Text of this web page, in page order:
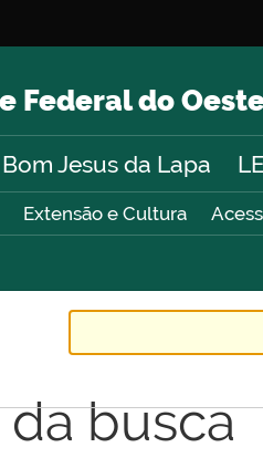
Federal do
Bom Jesus da Lapa
Extensão e Cultura
busca